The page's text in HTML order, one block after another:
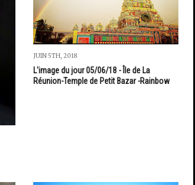
JUIN 5TH, 2018
L'image du jour 05/06/18 - Île de La
Réunion-Temple de Petit Bazar -Rainbow